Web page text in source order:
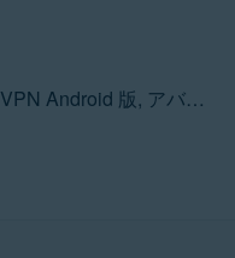
対象: アバスト セキュアライン VPN Windows 版, アバスト セキュアライン VPN Mac 版, アバスト セキュアライン VPN Android 版, アバスト セキュアライン VPN iOS 版